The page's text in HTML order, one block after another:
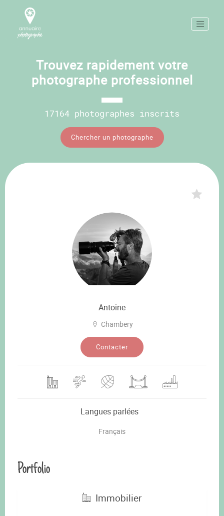
Trouvez rapidement votre
photographe professionnel
17164 photographes inscrits
Chercher un photographe
Antoine
Chambery
Contacter
Langues parlées
Français
Portfolio
Immobilier